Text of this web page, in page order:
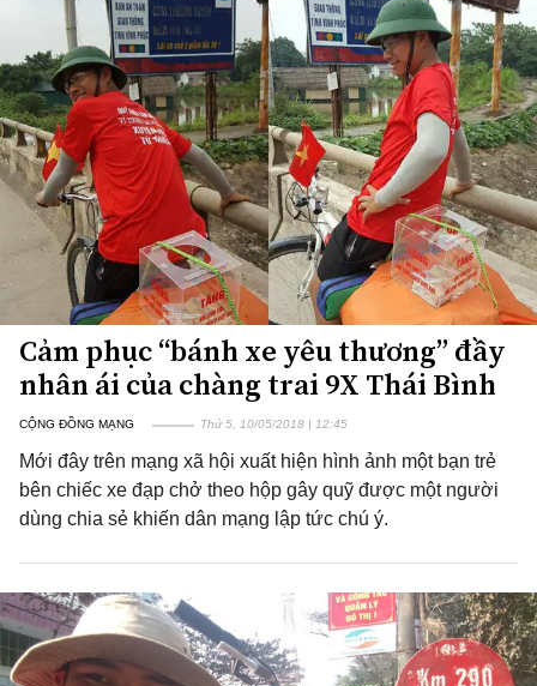
Cảm phục “bánh xe yêu thương” đầy
nhân ái của chàng trai 9X Thái Bình
CỘNG ĐỒNG MẠNG Thứ 5, 10/05/2018 | 12:45
Mới đây trên mạng xã hội xuất hiện hình ảnh một bạn trẻ
bên chiếc xe đạp chở theo hộp gây quỹ được một người
dùng chia sẻ khiến dân mạng lập tức chú ý.